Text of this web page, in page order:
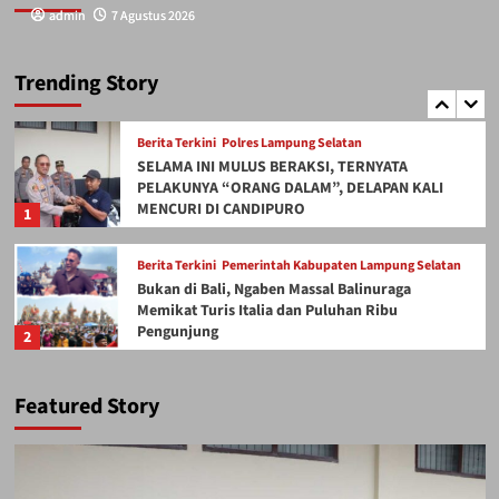
admin 7 Agustus 2026
admin 7 Agustus 2026
Trending Story
5
Berita Terkini
dari Berbagai Daerah
1
Berita Terkini Polres Lampung Selatan
SELAMA INI MULUS BERAKSI, TERNYATA
PELAKUNYA “ORANG DALAM”, DELAPAN KALI
MENCURI DI CANDIPURO
2
Berita Terkini Pemerintah Kabupaten Lampung Selatan
Bukan di Bali, Ngaben Massal Balinuraga
Memikat Turis Italia dan Puluhan Ribu
Pengunjung
Diarak di Atas Bade 24 Meter, Bupati Radityo Egi
Kedua pa
Featured Story